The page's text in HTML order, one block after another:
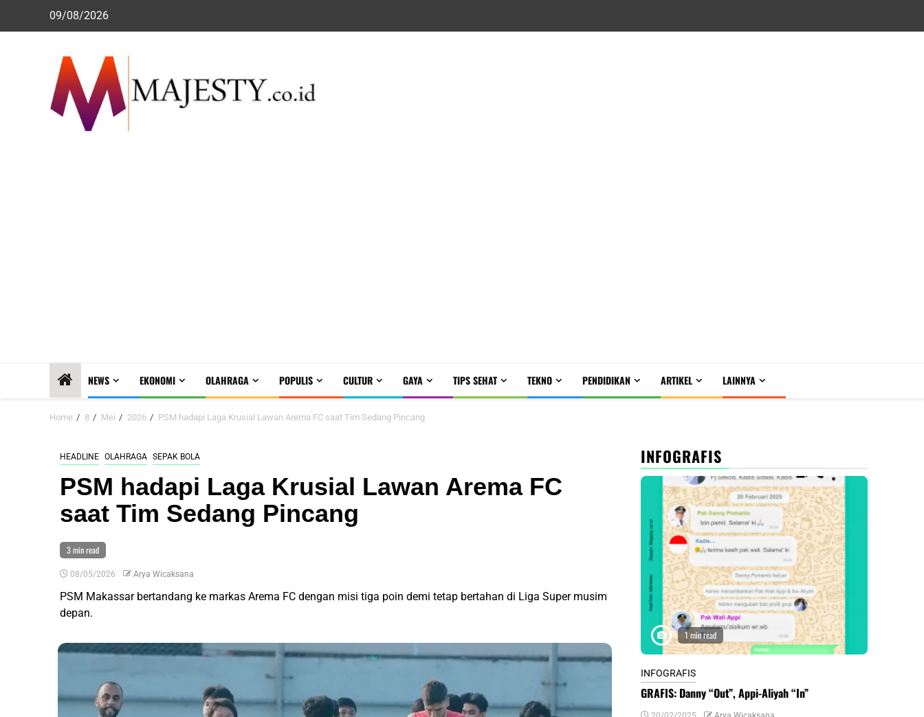
09/08/2026
NEWS EKONOMI OLAHRAGA POPULIS CULTUR GAYA TIPS SEHAT TEKNO PENDIDIKAN ARTIKEL LAINNYA
Home 8 Mei 2026 PSM hadapi Laga Krusial Lawan Arema FC saat Tim Sedang Pincang
HEADLINE OLAHRAGA SEPAK BOLA
PSM hadapi Laga Krusial Lawan Arema FC
saat Tim Sedang Pincang
3 min read
08/05/2026 Arya Wicaksana
PSM Makassar bertandang ke markas Arema FC dengan misi tiga poin demi tetap bertahan di Liga Super musim
depan.
INFOGRAFIS
1 min read
INFOGRAFIS
GRAFIS: Danny “Out”, Appi-Aliyah “In”